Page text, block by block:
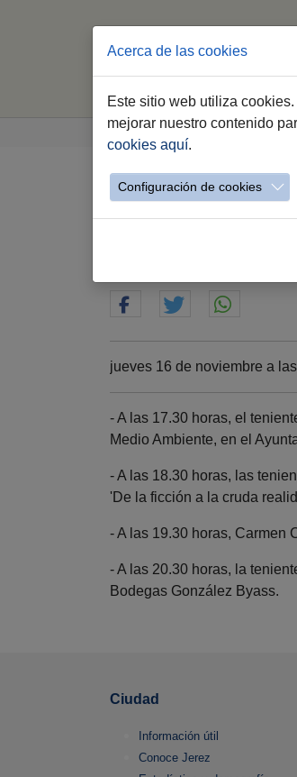
Jerez.es Ayuntamiento
Jueves 16 de
jueves 16 de noviembre a
- A las 17.30 horas, el
Medio Ambiente, en el
- A las 18.30 horas, las
'De la ficción a la cruda
- A las 19.30 horas, Carmen
- A las 20.30 horas, la
Bodegas González Byass.
Ciudad
Información útil
Conoce Jerez
Acerca de las cookies
Este sitio web utiliza
mejorar nuestro contenido
cookies aquí.
Configuración de cookies